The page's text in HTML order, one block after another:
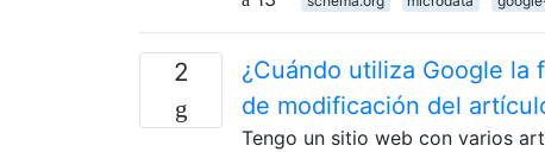
2
¿Cuándo utiliza Google
de modificación del
Tengo un sitio web con varios